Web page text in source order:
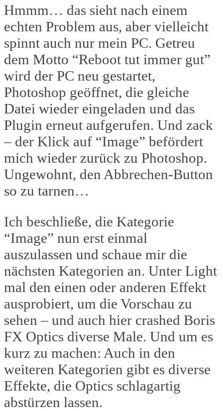
Hmmm… das sieht nach einem
echten Problem aus, aber vielleicht
spinnt auch nur mein PC. Getreu
dem Motto “Reboot tut immer gut”
wird der PC neu gestartet,
Photoshop geöffnet, die gleiche
Datei wieder eingeladen und das
Plugin erneut aufgerufen. Und zack
– der Klick auf “Image” befördert
mich wieder zurück zu Photoshop.
Ungewohnt, den Abbrechen-Button
so zu tarnen…
Ich beschließe, die Kategorie
“Image” nun erst einmal
auszulassen und schaue mir die
nächsten Kategorien an. Unter Light
mal den einen oder anderen Effekt
ausprobiert, um die Vorschau zu
sehen – und auch hier crashed Boris
FX Optics diverse Male. Und um es
kurz zu machen: Auch in den
weiteren Kategorien gibt es diverse
Effekte, die Optics schlagartig
abstürzen lassen.